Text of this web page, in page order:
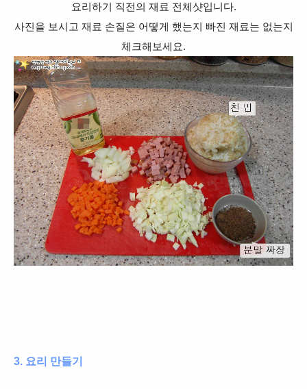
요리하기 직전의 재료 전체샷입니다.
사진을 보시고 재료 손질은 어떻게 했는지 빠진 재료는 없는지
체크해보세요.
3. 요리 만들기